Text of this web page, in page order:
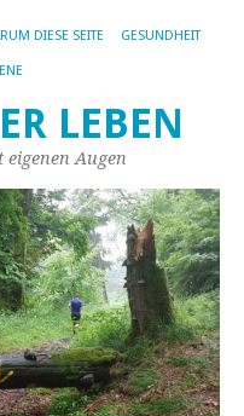
DIESE SEITE GESUNDHEIT
LEBEN
Augen